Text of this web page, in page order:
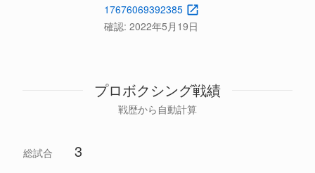
17676069392385
確認: 2022年5月19日
プロボクシング戦績
戦歴から自動計算
総試合 3